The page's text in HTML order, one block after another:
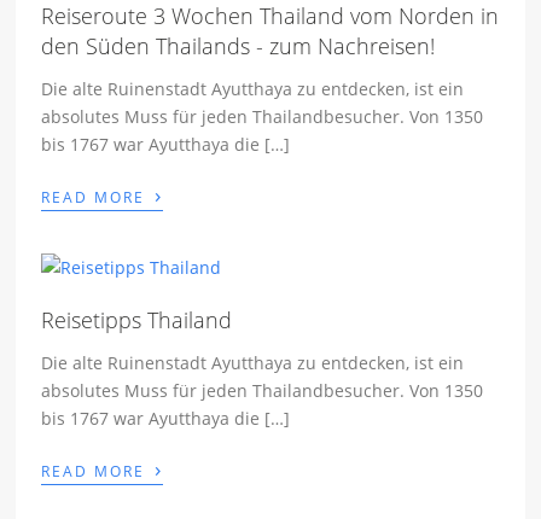
Reiseroute 3 Wochen Thailand vom Norden in
den Süden Thailands - zum Nachreisen!
Die alte Ruinenstadt Ayutthaya zu entdecken, ist ein
absolutes Muss für jeden Thailandbesucher. Von 1350
bis 1767 war Ayutthaya die […]
READ MORE ›
Reisetipps Thailand
Die alte Ruinenstadt Ayutthaya zu entdecken, ist ein
absolutes Muss für jeden Thailandbesucher. Von 1350
bis 1767 war Ayutthaya die […]
READ MORE ›